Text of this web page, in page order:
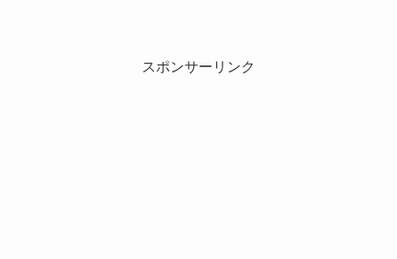
スポンサーリンク